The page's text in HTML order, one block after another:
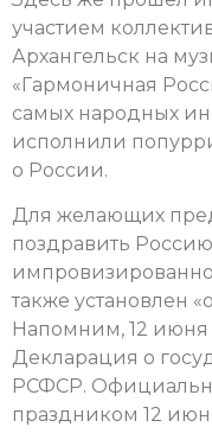
участием
Архангельск на
«Гармоничная
самых народных
исполнили
о России.
Для желающих
поздравить
также установлен
Напомним, 12 июня
Декларация о
РСФСР.
праздником 12